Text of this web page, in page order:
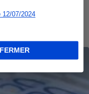
12/07/2024